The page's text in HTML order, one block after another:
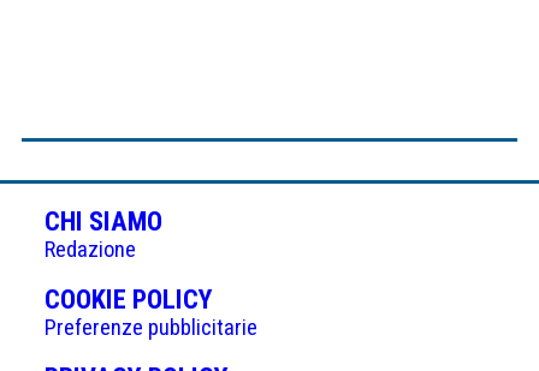
CHI SIAMO
Redazione
COOKIE POLICY(APRE
IN
UNA
Preferenze pubblicitarie